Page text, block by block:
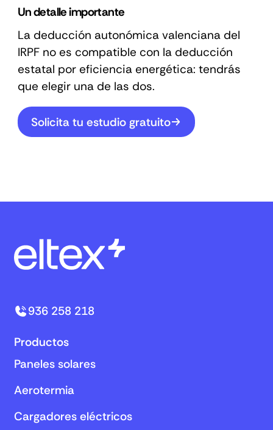
Un detalle importante
La deducción autonómica valenciana del
IRPF no es compatible con la deducción
estatal por eficiencia energética: tendrás
que elegir una de las dos.
Solicita tu estudio gratuito
936 258 218
Productos
Paneles solares
Aerotermia
Cargadores eléctricos